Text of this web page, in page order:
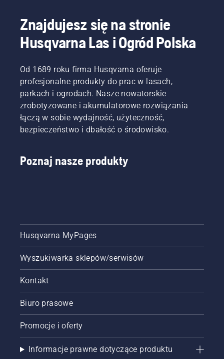
zawartymi
krótkim
dowiedzieć
się, jak
sprawdzić,
czy
układ
smarowania
łańcucha
działa
Uruchom
pilarkę i
się, że
hamulec
jest
wyłączony.
Zwiększ
obroty
silnika
centymetrów
Jego
właściwa
eksploatacja
pozwoli
osiągnięcie
wysokiej
jakości
pracy
pilarki,
jak
również
na
bezpieczeństwo
na Ciebie
zadaniach.
Znajdujesz się na stronie
Husqvarna Las i Ogród Polska
Od 1689 roku firma Husqvarna oferuje
profesjonalne produkty do prac w lasach,
parkach i ogrodach. Nasze nowatorskie
zrobotyzowane i akumulatorowe rozwiązania
łączą w sobie wydajność, użyteczność,
bezpieczeństwo i dbałość o środowisko.
Poznaj nasze produkty
Husqvarna MyPages
Wyszukiwarka sklepów/serwisów
Kontakt
Biuro prasowe
Promocje i oferty
Informacje prawne dotyczące produktu